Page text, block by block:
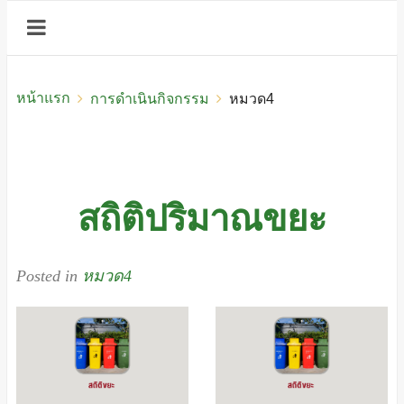
หน้าแรก การดำเนินกิจกรรม หมวด4
สถิติปริมาณขยะ
Posted in หมวด4